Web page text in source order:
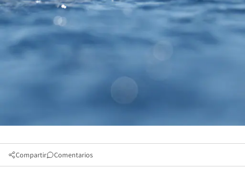
Compartir Comentarios